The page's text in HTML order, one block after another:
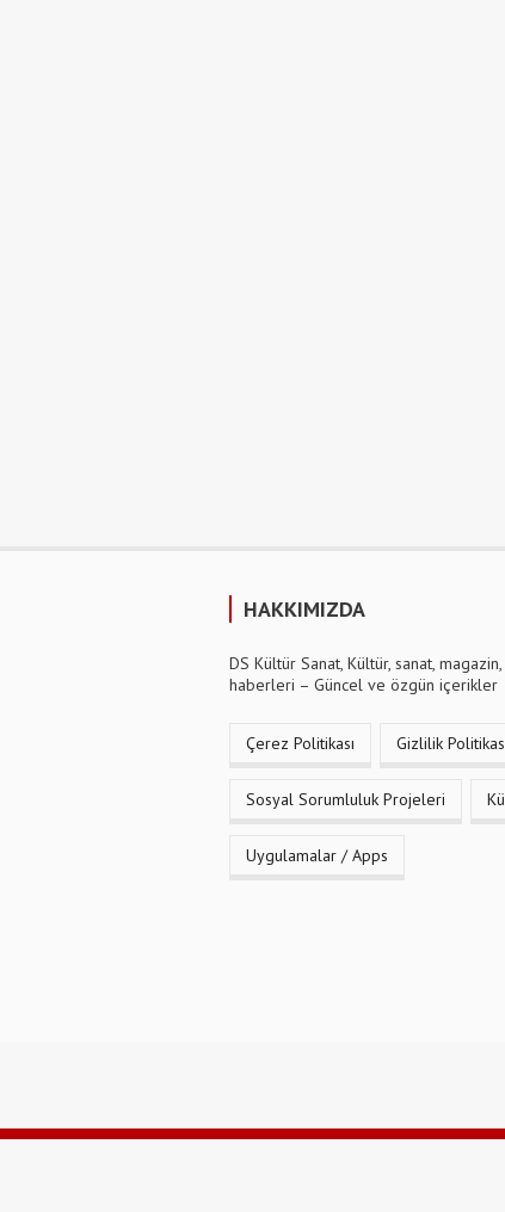
HAKKIMIZDA
DS Kültür Sanat, Kültür, sanat,
haberleri – Güncel ve özgün içerikler
Çerez Politikası Gizlilik
Sosyal Sorumluluk Projeleri
Uygulamalar / Apps